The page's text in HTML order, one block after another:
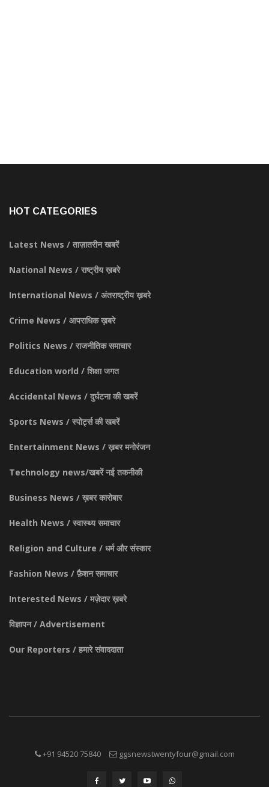
HOT CATEGORIES
Latest News / ताज़ातरीन खबरें
National News / राष्ट्रीय ख़बरे
International News / अंतराष्ट्रीय ख़बरे
Crime News / आपराधिक ख़बरे
Politics News / राजनीतिक समाचार
Education world / शिक्षा जगत
Accidental News / दुर्घटना की खबरें
Sports News / स्पोर्ट्स की खबरें
Entertainment News / ख़बर मनोरंजन
Technology news/खबरें नई तकनीकी
Business News / ख़बर कारोबार
Health News / स्वास्थ्य समाचार
Religion and Culture / धर्म और संस्कार
Fashion News / फ़ैशन समाचार
Interested News / मज़ेदार ख़बरे
विज्ञापन / Advertisement
Our Reporters / हमारे संवाददाता
+91 94520 75840 ggsnewstwentyfour@gmail.com